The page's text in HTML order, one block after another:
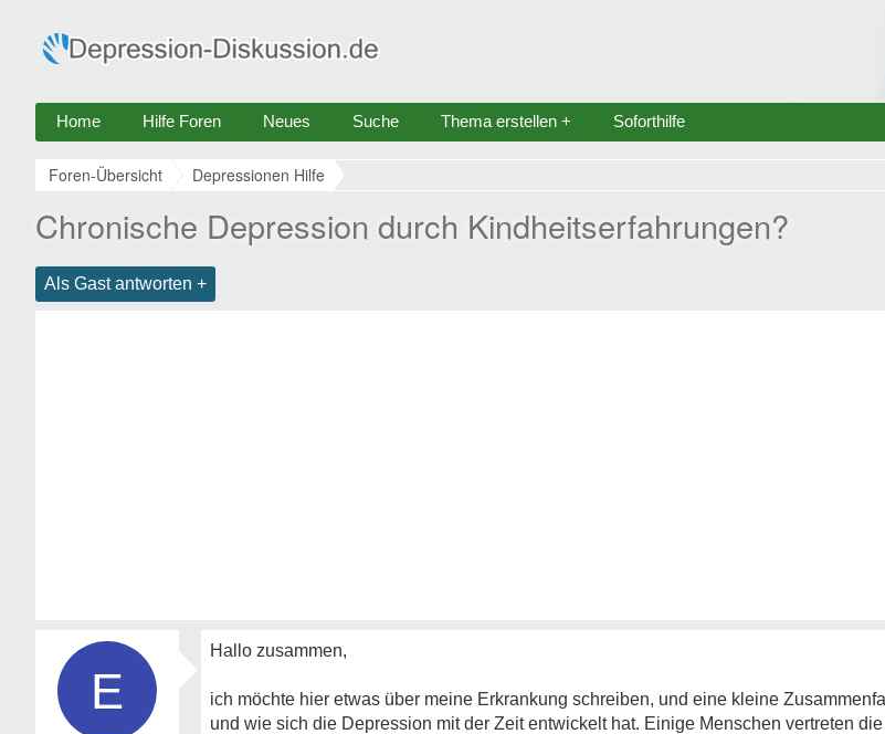
Home Hilfe Foren Neues Suche Thema erstellen + Soforthilfe
Foren-Übersicht Depressionen Hilfe
Chronische Depression durch Kindheitserfahrungen?
Als Gast antworten +
E
Hallo zusammen,
ich möchte hier etwas über meine Erkrankung schreiben, und eine kleine
und wie sich die Depression mit der Zeit entwickelt hat. Einige Menschen vertreten